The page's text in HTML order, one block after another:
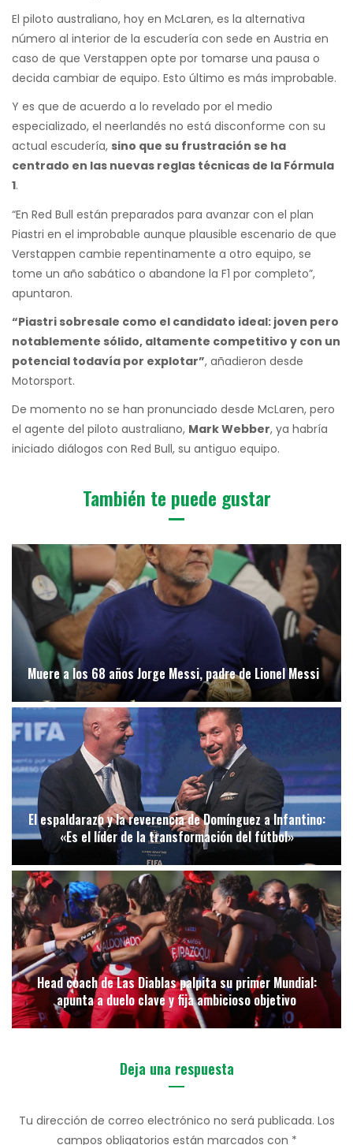
El piloto australiano, hoy en McLaren, es la alternativa
número al interior de la escudería con sede en Austria en
caso de que Verstappen opte por tomarse una pausa o
decida cambiar de equipo. Esto último es más improbable.
Y es que de acuerdo a lo revelado por el medio
especializado, el neerlandés no está disconforme con su
actual escudería, sino que su frustración se ha
centrado en las nuevas reglas técnicas de la Fórmula
1.
“En Red Bull están preparados para avanzar con el plan
Piastri en el improbable aunque plausible escenario de que
Verstappen cambie repentinamente a otro equipo, se
tome un año sabático o abandone la F1 por completo”,
apuntaron.
“Piastri sobresale como el candidato ideal: joven pero
notablemente sólido, altamente competitivo y con un
potencial todavía por explotar”, añadieron desde
Motorsport.
De momento no se han pronunciado desde McLaren, pero
el agente del piloto australiano, Mark Webber, ya habría
iniciado diálogos con Red Bull, su antiguo equipo.
También te puede gustar
Muere a los 68 años Jorge Messi, padre de Lionel Messi
El espaldarazo y la reverencia de Domínguez a Infantino:
«Es el líder de la transformación del fútbol»
Head coach de Las Diablas palpita su primer Mundial:
apunta a duelo clave y fija ambicioso objetivo
Deja una respuesta
Tu dirección de correo electrónico no será publicada. Los
campos obligatorios están marcados con *